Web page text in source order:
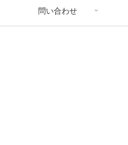
問い合わせ